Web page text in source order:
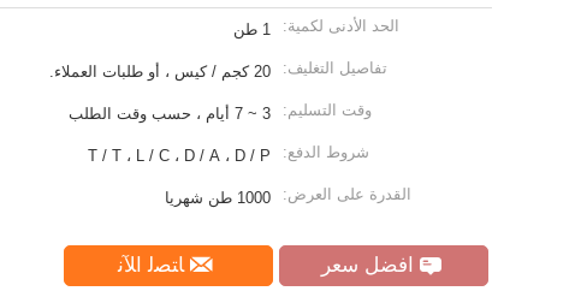
الحد الأدنى لكمية: 1 طن
تفاصيل التغليف: 20 كجم / كيس ، أو طلبات العملاء.
وقت التسليم: 3 ~ 7 أيام ، حسب وقت الطلب
شروط الدفع: T / T ، L / C ، D / A ، D / P
القدرة على العرض: 1000 طن شهريا
افضل سعر ﺎﺘﺼﻟ ﺍﻶﻧ